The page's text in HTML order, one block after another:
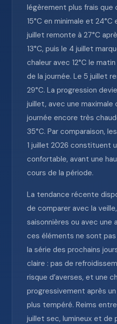
légèrement plus frais que
15°C en minimale et 24°C
juillet remonte à 27°C
13°C, puis le 4 juillet
chaleur avec 12°C le
de la journée. Le 5 juillet
29°C. La progression
juillet, avec une maximale
journée encore très
35°C. Par comparaison,
1 juillet 2026 constituent
confortable, avant une
cours de la période.
La tendance récente
de comparer avec la
saisonnières ou avec une
ces éléments ne sont pas
la série des prochains
claire : pas de
risque d’averses, et une
progressivement après
plus tempéré. Reims
juillet sec, lumineux et de